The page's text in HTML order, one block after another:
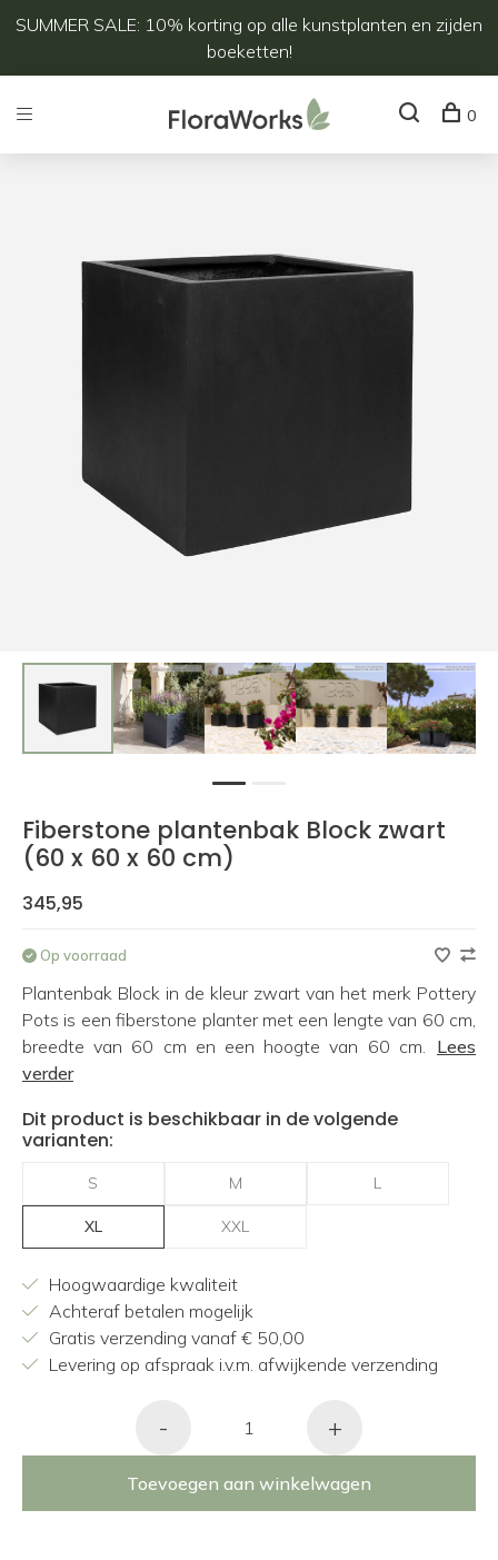
SUMMER SALE: 10% korting op alle kunstplanten en zijden
boeketten!
0
1
Fiberstone plantenbak Block zwart
(60 x 60 x 60 cm)
345,95
Op voorraad
Plantenbak Block in de kleur zwart van het merk Pottery
Pots is een fiberstone planter met een lengte van 60 cm,
breedte van 60 cm en een hoogte van 60 cm. Lees
verder
Dit product is beschikbaar in de volgende
varianten:
S M L
XL XXL
Hoogwaardige kwaliteit
Achteraf betalen mogelijk
Gratis verzending vanaf € 50,00
Levering op afspraak i.v.m. afwijkende verzending
- +
Toevoegen aan winkelwagen